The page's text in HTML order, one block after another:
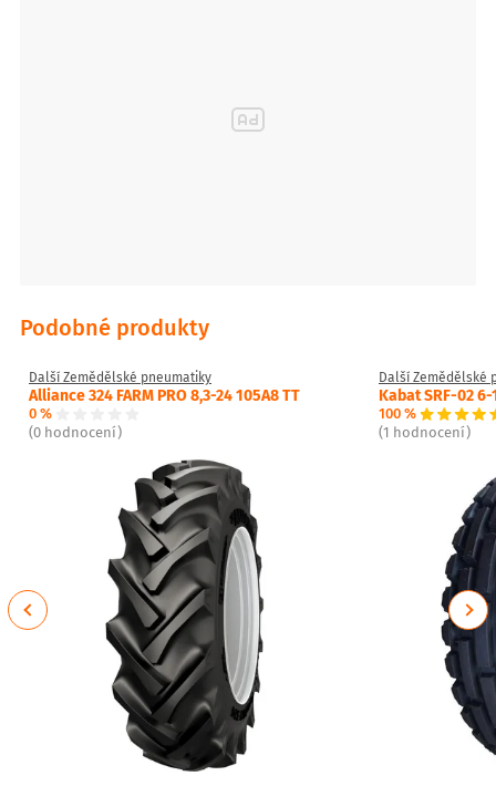
Podobné produkty
Další Zemědělské pneumatiky
Alliance 324 FARM PRO 8,3-24 105A8 TT
0 %
(0 hodnocení)
Další Zemědělské
Kabat SRF-02 6-
100 %
(1 hodnocení)
Previous Next